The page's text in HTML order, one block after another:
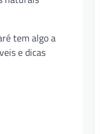
tem algo a
e dicas